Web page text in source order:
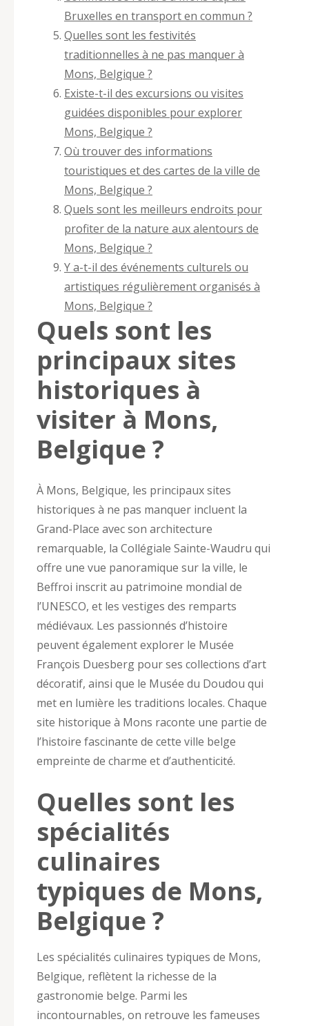
Bruxelles en transport en commun ?
Quelles sont les festivités
traditionnelles à ne pas manquer à
Mons, Belgique ?
Existe-t-il des excursions ou visites
guidées disponibles pour explorer
Mons, Belgique ?
Où trouver des informations
touristiques et des cartes de la ville de
Mons, Belgique ?
Quels sont les meilleurs endroits pour
profiter de la nature aux alentours de
Mons, Belgique ?
Y a-t-il des événements culturels ou
artistiques régulièrement organisés à
Mons, Belgique ?
Quels sont les
principaux sites
historiques à
visiter à Mons,
Belgique ?
À Mons, Belgique, les principaux sites
historiques à ne pas manquer incluent la
Grand-Place avec son architecture
remarquable, la Collégiale Sainte-Waudru qui
offre une vue panoramique sur la ville, le
Beffroi inscrit au patrimoine mondial de
l’UNESCO, et les vestiges des remparts
médiévaux. Les passionnés d’histoire
peuvent également explorer le Musée
François Duesberg pour ses collections d’art
décoratif, ainsi que le Musée du Doudou qui
met en lumière les traditions locales. Chaque
site historique à Mons raconte une partie de
l’histoire fascinante de cette ville belge
empreinte de charme et d’authenticité.
Quelles sont les
spécialités
culinaires
typiques de Mons,
Belgique ?
Les spécialités culinaires typiques de Mons,
Belgique, reflètent la richesse de la
gastronomie belge. Parmi les
incontournables, on retrouve les fameuses